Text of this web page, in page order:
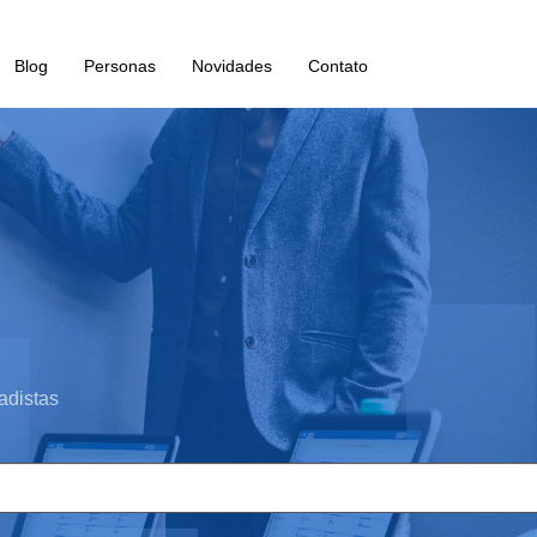
Blog Personas Novidades Contato